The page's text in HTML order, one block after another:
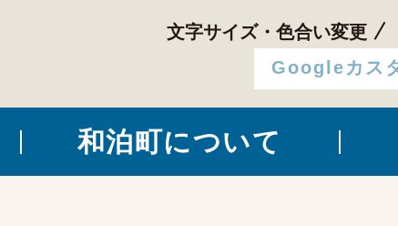
文字サイズ・色合い変更
和泊町について